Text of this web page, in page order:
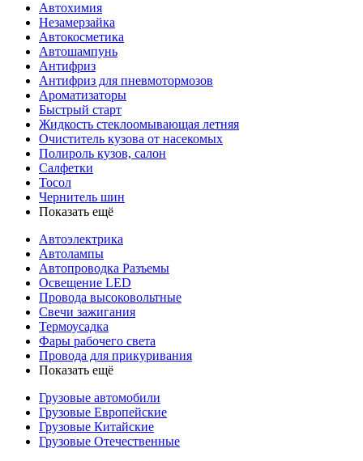
Автохимия
Незамерзайка
Автокосметика
Автошампунь
Антифриз
Антифриз для пневмотормозов
Ароматизаторы
Быстрый старт
Жидкость стеклоомывающая летняя
Очиститель кузова от насекомых
Полироль кузов, салон
Салфетки
Тосол
Чернитель шин
Показать ещё
Автоэлектрика
Автолампы
Автопроводка Разъемы
Освещение LED
Провода высоковольтные
Свечи зажигания
Термоусадка
Фары рабочего света
Провода для прикуривания
Показать ещё
Грузовые автомобили
Грузовые Европейские
Грузовые Китайские
Грузовые Отечественные